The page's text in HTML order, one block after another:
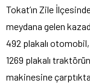
Tokat’ın Zile
meydana gelen
492 plakalı otomobil,
1269 plakalı
makinesine